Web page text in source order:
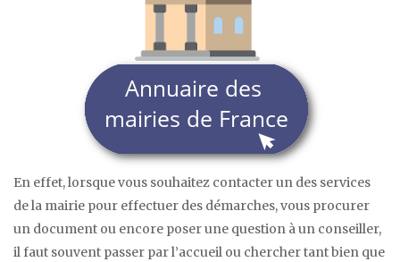
En effet, lorsque vous souhaitez contacter un des services
de la mairie pour effectuer des démarches, vous procurer
un document ou encore poser une question à un conseiller,
il faut souvent passer par l’accueil ou chercher tant bien que